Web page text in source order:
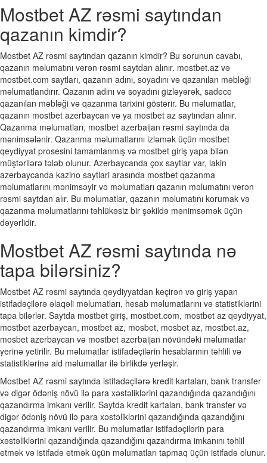
Mostbet AZ rəsmi saytından
qazanın kimdir?
Mostbet AZ rəsmi saytından qazanın kimdir? Bu sorunun cavabı,
qazanın məlumatını verən rəsmi saytdan alınır. mostbet.az və
mostbet.com saytları, qazanın adını, soyadını və qazanılan məbləği
məlumatlandırır. Qazanın adını və soyadını gizləyərək, sadece
qazanılan məbləği və qazanma tarixini göstərir. Bu məlumatlar,
qazanın mostbet azerbaycan və ya mostbet az saytından alınır.
Qazanma məlumatları, mostbet azerbaijan rəsmi saytında da
mənimsələnir. Qazanma məlumatlarını izləmək üçün mostbet
qeydiyyat prosesini tamamlanmış və mostbet giriş yapa bilən
müştərilərə tələb olunur. Azerbaycanda çox saytlar var, lakin
azerbaycanda kazino saytlari arasında mostbet qazanma
məlumatlarını mənimsəyir və məlumatları qazanın məlumatını verən
rəsmi saytdan alır. Bu məlumatlar, qazanın məlumatını korumak və
qazanma məlumatlarını təhlükəsiz bir şəkildə mənimsəmək üçün
dəyərlidir.
Mostbet AZ rəsmi saytında nə
tapa bilərsiniz?
Mostbet AZ rəsmi saytında qeydiyyatdan keçirən və giriş yapan
istifadəçilərə əlaqəli məlumatları, hesab məlumatlarını və statistiklərini
tapa bilərlər. Saytda mostbet giriş, mostbet.com, mostbet az qeydiyyat,
mostbet azerbaycan, mostbet az, mosbet, mosbet az, mostbet.az,
mosbet azerbaycan və mostbet azerbaijan növündəki məlumatlar
yerinə yetirilir. Bu məlumatlar istifadəçilərin hesablarının təhlili və
statistiklərinə aid məlumatlar ilə birlikdə yerləşir.
Mostbet AZ rəsmi saytında istifadəçilərə kredit kartaları, bank transfer
və digər ödəniş növü ilə para xəstəliklərini qazandığında qazandığını
qazandırma imkanı verilir. Saytda kredit kartaları, bank transfer və
digər ödəniş növü ilə para xəstəliklərini qazandığında qazandığını
qazandırma imkanı verilir. Bu məlumatlar istifadəçilərin para
xəstəliklərini qazandığında qazandığını qazandırma imkanını təhlil
etmək və istifadə etmək üçün məlumatları tapmaq üçün istifadə olunur.